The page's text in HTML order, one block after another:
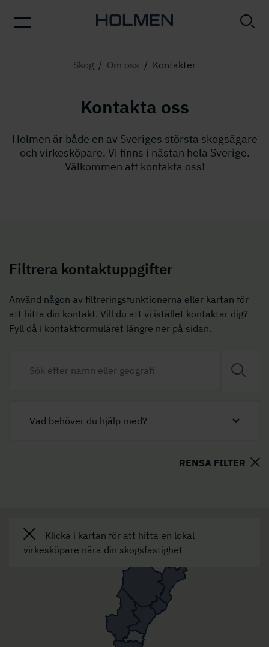
Skog / Om oss / Kontakter
Kontakta oss
Holmen är både en av Sveriges största skogsägare
och virkesköpare. Vi finns i nästan hela Sverige.
Välkommen att kontakta oss!
Filtrera kontaktuppgifter
Använd någon av filtreringsfunktionerna eller kartan för
att hitta din kontakt. Vill du att vi istället kontaktar dig?
Fyll då i kontaktformuläret längre ner på sidan.
Vad behöver du hjälp med?
RENSA FILTER
Klicka i kartan för att hitta en lokal
virkesköpare nära din skogsfastighet